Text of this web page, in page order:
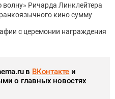
Ричарда Линклейтера
кино сумму
с церемонии награждения
в ВКонтакте и
о главных новостях